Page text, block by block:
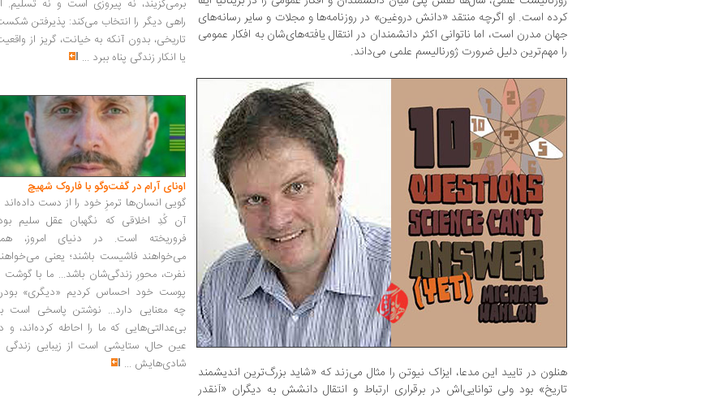
کرده است. او اگرچه منتقد «دانش دروغین» در روزنامه‌ها و مجلات و سایر رسانه‌های
جهان مدرن است، اما ناتوانی اکثر دانشمندان در انتقال یافته‌های‌شان به افکار عمومی
را مهم‌ترین دلیل ضرورت ژورنالیسم علمی می‌داند.
هنلون در تایید این مدعا، ایزاک نیوتن را مثال می‌زند که «شاید بزرگ‌ترین اندیشمند
تاریخ» بود ولی توانایی‌اش در برقراری ارتباط و انتقال دانشش به دیگران «آنقدر
برمی‌گزیند، نه پیروزی است و نه تسلیم.
راهی دیگر را انتخاب می‌کند: پذیرفتن
تاریخی، بدون آنکه به خیانت، گریز از
یا انکار زندگی پناه ببرد ...
اونای آرام در گفت‌وگو با فاروک شهیچ‭
گویی انسان‌ها ترمزِ خود را از دست داده‌اند
آن کُدِ اخلاقی که نگهبان عقل سلیم
فروریخته است. در دنیای امروز،
می‌خواهند فاشیست باشند؛ یعنی
نفرت، محورِ زندگی‌شان باشد... ما با گوشت
پوست خود احساس کردیم «دیگری»
چه معنایی دارد... نوشتن پاسخی است
بی‌عدالتی‌هایی که ما را احاطه کرده‌اند، و
عین حال، ستایشی است از زیبایی زندگی
شادی‌هایش ...